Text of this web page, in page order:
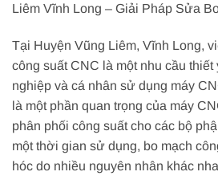
Liêm Vĩnh Long – Giải Pháp Sửa
Tại Huyện Vũng Liêm, Vĩnh Long,
công suất CNC là một nhu cầu thiết
nghiệp và cá nhân sử dụng máy
là một phần quan trọng của máy
phân phối công suất cho các bộ
một thời gian sử dụng, bo mạch
hóc do nhiều nguyên nhân khác